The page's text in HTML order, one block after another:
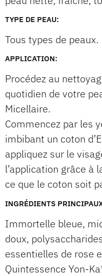
TYPE DE PEAU:
Tous types de peaux.
APPLICATION:
Procédez au
quotidien de votre
Micellaire.
Commencez par les
imbibant un coton
appliquez sur le
l’application grâce à
ce que le coton soit
INGRÉDIENTS
Immortelle bleue,
doux,
essentielles de rose
Quintessence Yon-